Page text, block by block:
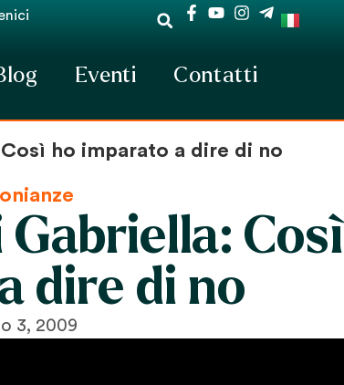
Eventi Contatti
ho imparato a dire di no
Così
dire di no
3, 2009